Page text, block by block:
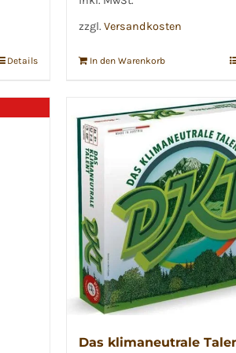
Details
zzgl. Versandkosten
In den Warenkorb
Das klimaneutrale